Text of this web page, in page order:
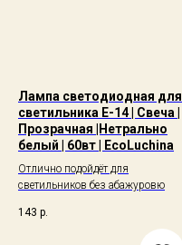
Лампа светодиодная для
светильника E-14 | Свеча |
Прозрачная |Нетрально
белый | 60вт | EcoLuchina
Отлично подойдёт для
светильников без абажуровю
143 р.